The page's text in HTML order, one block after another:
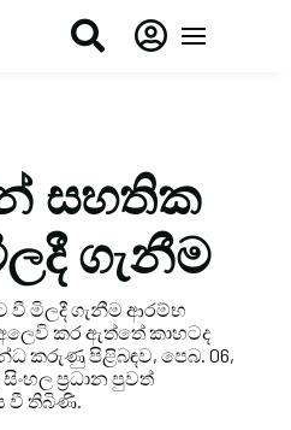
 
සහතික
ගැනීම
මිලදී ගැනීම ආරම්භ
කර ඇත්තේ කාහටද
කරුණු පිළිබඳව, පෙබ. 06,
සිංහල ප්‍රධාන පුවත්
වී තිබිණි.